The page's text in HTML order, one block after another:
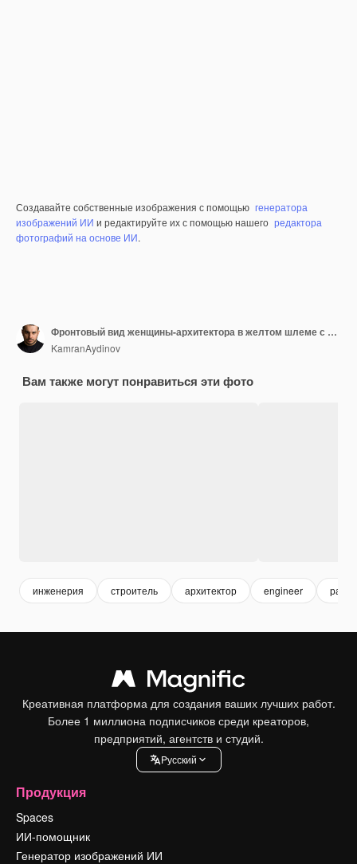
Создавайте собственные изображения с помощью генератора
изображений ИИ и редактируйте их с помощью нашего редактора
фотографий на основе ИИ.
Фронтовый вид женщины-архитектора в желтом шлеме с планом на синем
KamranAydinov
Вам также могут понравиться эти фото
инженерия строитель архитектор engineer
Креативная платформа для создания ваших лучших работ.
Более 1 миллиона подписчиков среди креаторов,
предприятий, агентств и студий.
Pусский
Продукция
Spaces
ИИ-помощник
Генератор изображений ИИ